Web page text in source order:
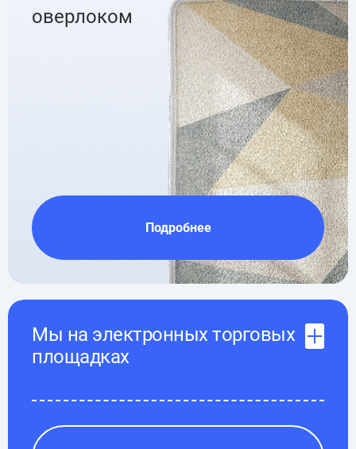
оверлоком
Подробнее
Мы на электронных торговых
площадках